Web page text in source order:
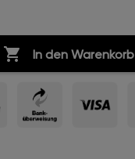
 In den Warenkorb